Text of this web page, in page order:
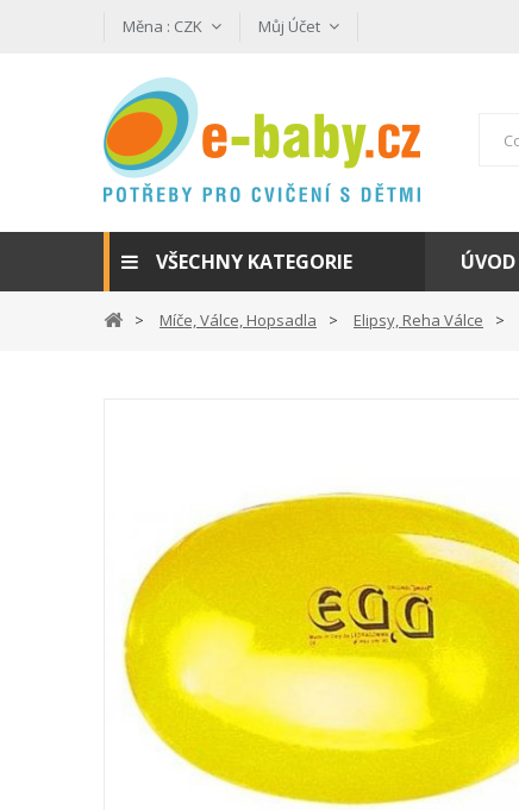
Měna : CZK Můj Účet
VŠECHNY KATEGORIE ÚVOD
Míče, Válce, Hopsadla Elipsy, Reha Válce